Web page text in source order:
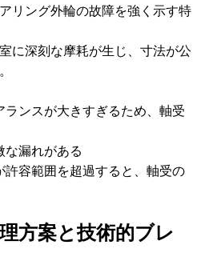
リング外輪の故障を強く示す特
に深刻な摩耗が生じ、寸法が公
ンスが大きすぎるため、軸受
漏れがある
容範囲を超過すると、軸受の
方案と技術的ブレ